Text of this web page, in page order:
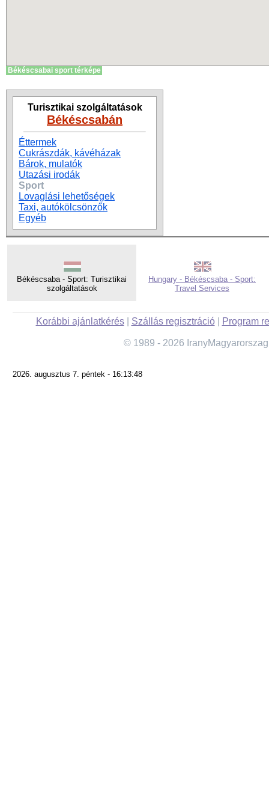
Békéscsabai sport térképe
Turisztikai szolgáltatások
Békéscsabán
Éttermek
Cukrászdák, kávéházak
Bárok, mulatók
Utazási irodák
Sport
Lovaglási lehetőségek
Taxi, autókölcsönzők
Egyéb
Békéscsaba - Sport: Turisztikai
szolgáltatások
Hungary - Békéscsaba - Sport:
Travel Services
Korábbi ajánlatkérés| Szállás regisztráció| Program
© 1989 - 2026
2026. augusztus 7. péntek - 16:13:48